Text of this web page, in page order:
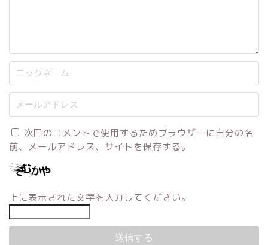
次回のコメントで使用するためブラウザーに自分の名
前、メールアドレス、サイトを保存する。
上に表示された文字を入力してください。